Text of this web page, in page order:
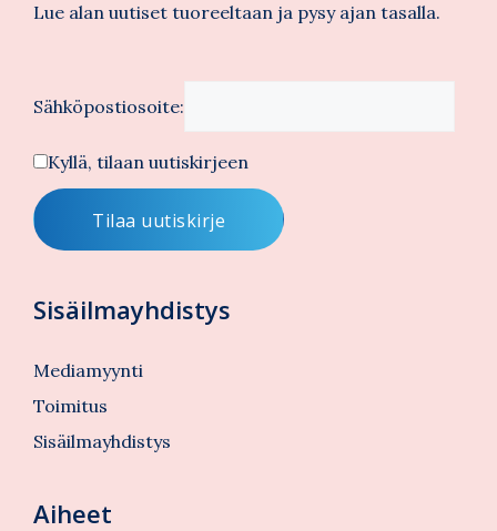
Lue alan uutiset tuoreeltaan ja pysy ajan tasalla.
Sähköpostiosoite:
Kyllä, tilaan uutiskirjeen
Sisäilmayhdistys
Mediamyynti
Toimitus
Sisäilmayhdistys
Aiheet